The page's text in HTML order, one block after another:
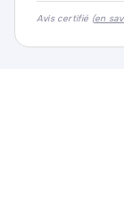
Avis certifié (en